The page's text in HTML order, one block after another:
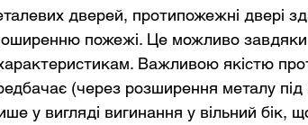
дверей, протипожежні двері
пожежі. Це можливо завдяки
Важливою якістю
(через розширення металу
у вигляді вигинання у вільний бік,